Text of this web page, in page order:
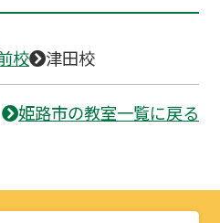
校 津田校
姫路市の教室一覧に戻る